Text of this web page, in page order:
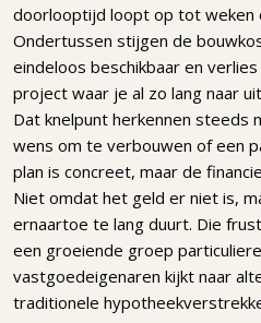
doorlooptijd loopt op tot weken
Ondertussen stijgen de
eindeloos beschikbaar en
project waar je al zo lang naar
Dat knelpunt herkennen steeds
wens om te verbouwen of een
plan is concreet, maar de
Niet omdat het geld er niet is,
ernaartoe te lang duurt. Die
een groeiende groep
vastgoedeigenaren kijkt naar
traditionele